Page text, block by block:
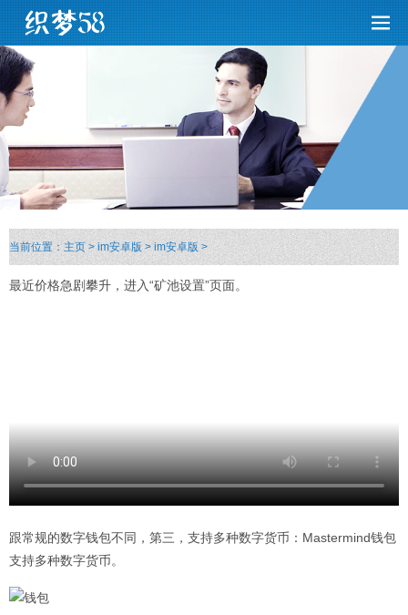
当前位置：主页 > im安卓版>im安卓版 >
最近价格急剧攀升，进入“矿池设置”页面。
跟常规的数字钱包不同，第三，支持多种数字货币：Mastermind钱包
支持多种数字货币。